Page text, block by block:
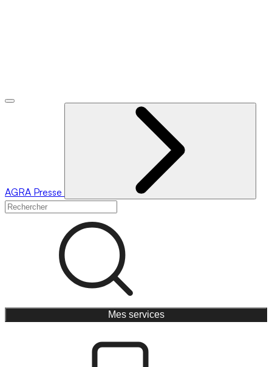
AGRA Presse
Mes services